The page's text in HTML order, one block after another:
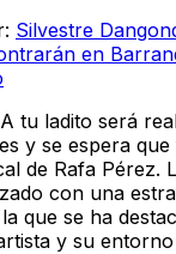
Silvestre
en
tu ladito será
y se espera
de Rafa Pérez.
con una
que se ha
y su entorno